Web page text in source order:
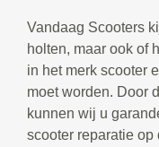
Vandaag Scooters
holten, maar ook of
in het merk scooter
moet worden. Door
kunnen wij u
scooter reparatie